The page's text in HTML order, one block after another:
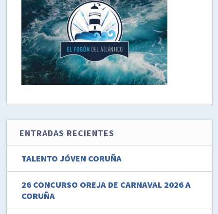
ENTRADAS RECIENTES
TALENTO JÓVEN CORUÑA
26 CONCURSO OREJA DE CARNAVAL 2026 A
CORUÑA